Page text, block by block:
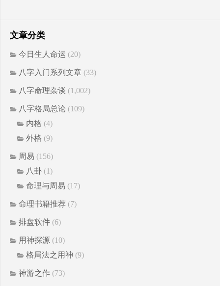
文章分类
今日生人命运 (20)
八字入门系列文章 (33)
八字命理杂谈 (1,002)
八字格局总论 (109)
内格 (4)
外格 (9)
周易 (156)
八卦 (1)
命理与周易 (17)
命理书籍推荐 (7)
排盘软件 (6)
用神探源 (10)
格局法之用神 (9)
神游之作 (73)